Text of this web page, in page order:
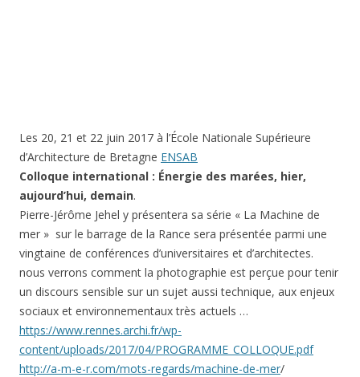
Les 20, 21 et 22 juin 2017 à l’École Nationale Supérieure
d’Architecture de Bretagne ENSAB
Colloque international : Énergie des marées, hier,
aujourd’hui, demain.
Pierre-Jérôme Jehel y présentera sa série « La Machine de
mer » sur le barrage de la Rance sera présentée parmi une
vingtaine de conférences d’universitaires et d’architectes.
nous verrons comment la photographie est perçue pour tenir
un discours sensible sur un sujet aussi technique, aux enjeux
sociaux et environnementaux très actuels …
https://www.rennes.archi.fr/wp-
content/uploads/2017/04/PROGRAMME_COLLOQUE.pdf
http://a-m-e-r.com/mots-regards/machine-de-mer/